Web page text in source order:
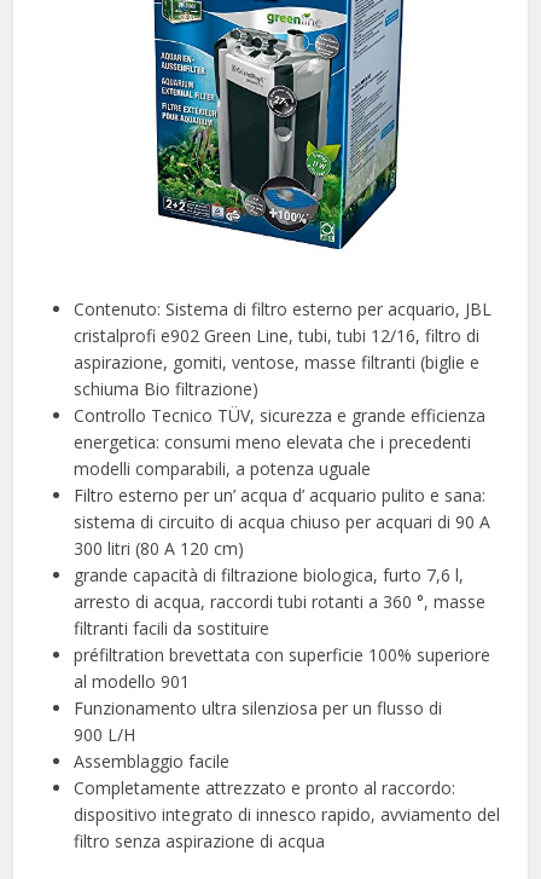
Contenuto: Sistema di filtro esterno per acquario, JBL
cristalprofi e902 Green Line, tubi, tubi 12/16, filtro di
aspirazione, gomiti, ventose, masse filtranti (biglie e
schiuma Bio filtrazione)
Controllo Tecnico TÜV, sicurezza e grande efficienza
energetica: consumi meno elevata che i precedenti
modelli comparabili, a potenza uguale
Filtro esterno per un’ acqua d’ acquario pulito e sana:
sistema di circuito di acqua chiuso per acquari di 90 A
300 litri (80 A 120 cm)
grande capacità di filtrazione biologica, furto 7,6 l,
arresto di acqua, raccordi tubi rotanti a 360 °, masse
filtranti facili da sostituire
préfiltration brevettata con superficie 100% superiore
al modello 901
Funzionamento ultra silenziosa per un flusso di
900 L/H
Assemblaggio facile
Completamente attrezzato e pronto al raccordo:
dispositivo integrato di innesco rapido, avviamento del
filtro senza aspirazione di acqua